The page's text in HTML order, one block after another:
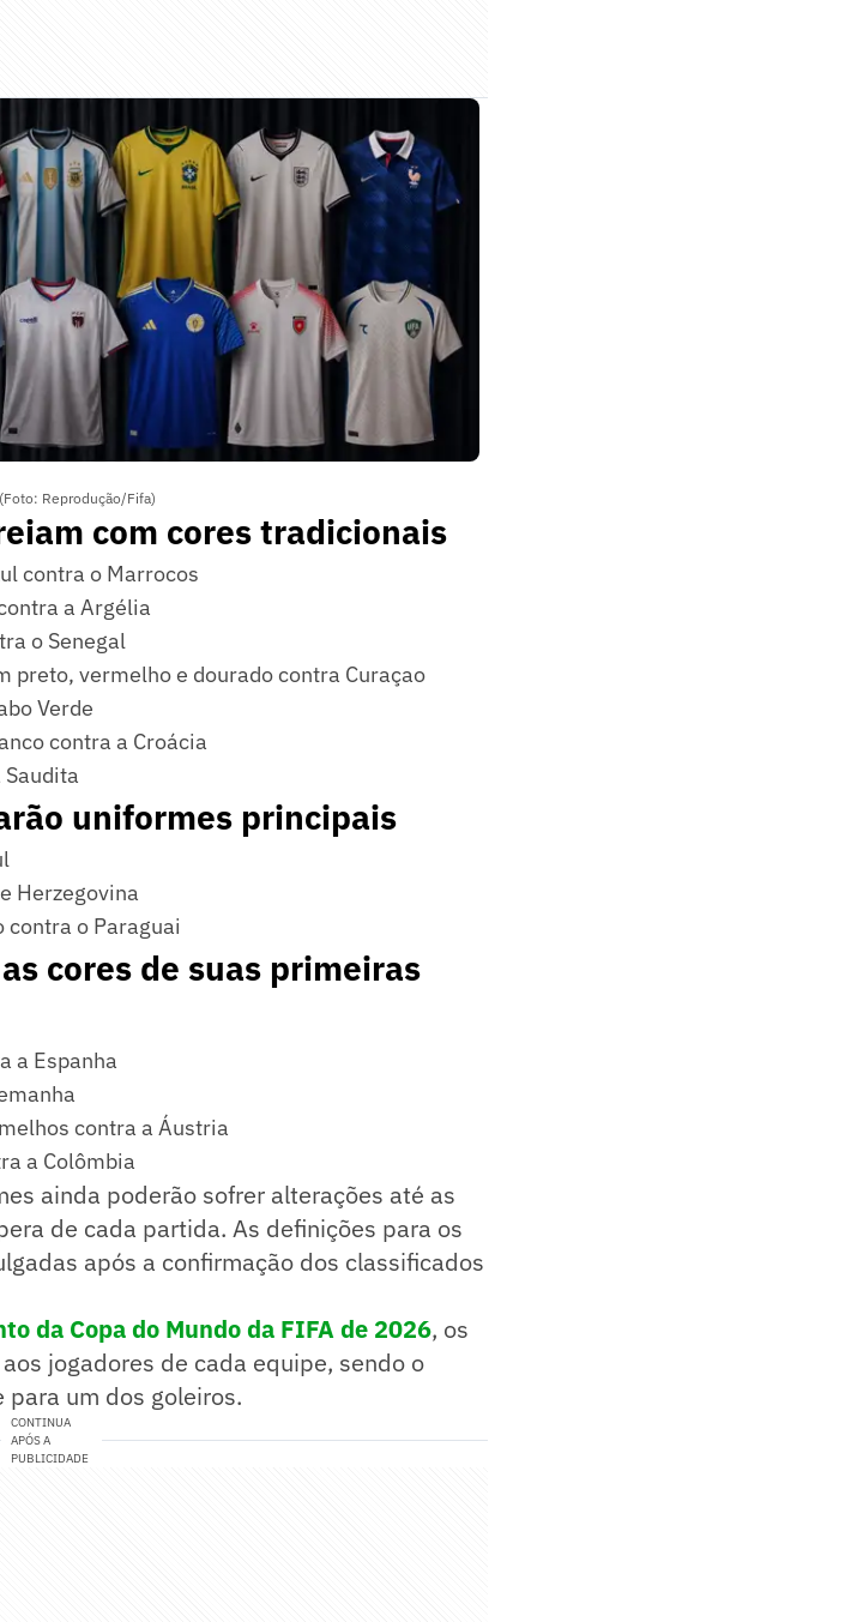
Reprodução/Fifa)
com cores tradicionais
contra o Marrocos
a Argélia
o Senegal
preto, vermelho e dourado contra Curaçao
Verde
contra a Croácia
uniformes principais
Herzegovina
contra o Paraguai
cores de suas primeiras
a Espanha
contra a Áustria
a Colômbia
ainda poderão sofrer alterações até as
de cada partida. As definições para os
após a confirmação dos classificados
da Copa do Mundo da FIFA de 2026, os
jogadores de cada equipe, sendo o
um dos goleiros.
CONTINUA
APÓS A
PUBLICIDADE